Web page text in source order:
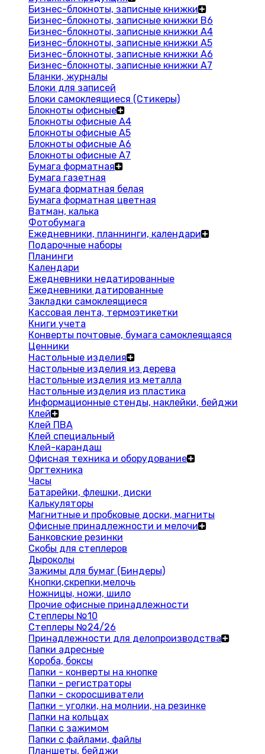
Бизнес-блокноты, записные книжки
Бизнес-блокноты, записные книжки В6
Бизнес-блокноты, записные книжки A4
Бизнес-блокноты, записные книжки А5
Бизнес-блокноты, записные книжки А6
Бизнес-блокноты, записные книжки А7
Бланки, журналы
Блоки для записей
Блоки самоклеящиеся (Стикеры)
Блокноты офисные
Блокноты офисные A4
Блокноты офисные A5
Блокноты офисные A6
Блокноты офисные A7
Бумага форматная
Бумага газетная
Бумага форматная белая
Бумага форматная цветная
Ватман, калька
Фотобумага
Ежедневники, планнинги, календари
Подарочные наборы
Планинги
Календари
Ежедневники недатированные
Ежедневники датированные
Закладки самоклеящиеся
Кассовая лента, термоэтикетки
Книги учета
Конверты почтовые, бумага самоклеящаяся
Ценники
Настольные изделия
Настольные изделия из дерева
Настольные изделия из металла
Настольные изделия из пластика
Информационные стенды, наклейки, бейджи
Клей
Клей ПВА
Клей специальный
Клей-карандаш
Офисная техника и оборудование
Оргтехника
Часы
Батарейки, флешки, диски
Калькуляторы
Магнитные и пробковые доски, магниты
Офисные принадлежности и мелочи
Банковские резинки
Скобы для степлеров
Дыроколы
Зажимы для бумаг (Биндеры)
Кнопки,скрепки,мелочь
Ножницы, ножи, шило
Прочие офисные принадлежности
Степлеры №10
Степлеры №24/26
Принадлежности для делопроизводства
Папки адресные
Короба, боксы
Папки - конверты на кнопке
Папки - регистраторы
Папки - скоросшиватели
Папки - уголки, на молнии, на резинке
Папки на кольцах
Папки с зажимом
Папки с файлами, файлы
Планшеты, бейджи